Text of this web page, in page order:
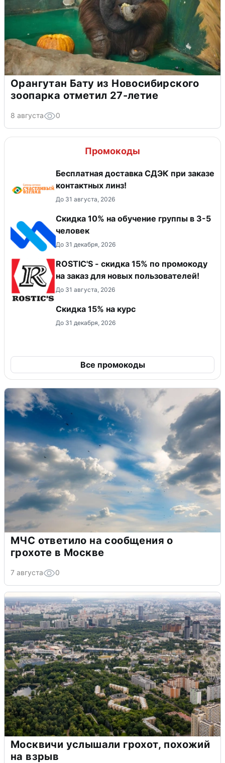
Орангутан Бату из Новосибирского
зоопарка отметил 27-летие
8 августа 0
Промокоды
Бесплатная доставка СДЭК при заказе
контактных линз!
До 31 августа, 2026
Скидка 10% на обучение группы в 3-5
человек
До 31 декабря, 2026
ROSTIC'S - скидка 15% по промокоду
на заказ для новых пользователей!
До 31 августа, 2026
Скидка 15% на курс
До 31 декабря, 2026
Все промокоды
МЧС ответило на сообщения о
грохоте в Москве
7 августа 0
Москвичи услышали грохот, похожий
на взрыв